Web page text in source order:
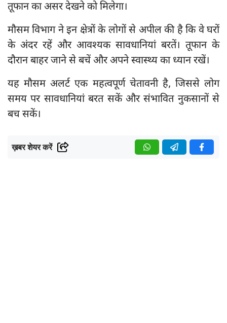
तूफान का असर देखने को मिलेगा।
मौसम विभाग ने इन क्षेत्रों के लोगों से अपील की है कि वे घरों
के अंदर रहें और आवश्यक सावधानियां बरतें। तूफान के
दौरान बाहर जाने से बचें और अपने स्वास्थ्य का ध्यान रखें।
यह मौसम अलर्ट एक महत्वपूर्ण चेतावनी है, जिससे लोग
समय पर सावधानियां बरत सकें और संभावित नुकसानों से
बच सकें।
ख़बर शेयर करें